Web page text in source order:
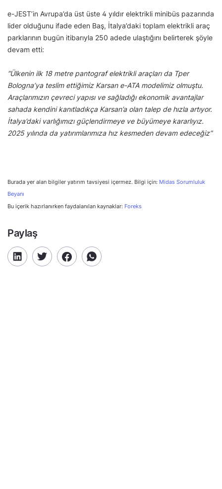
e-JEST’in Avrupa’da üst üste 4 yıldır elektrikli minibüs pazarında
lider olduğunu ifade eden Baş, İtalya’daki toplam elektrikli araç
parklarının bugün itibarıyla 250 adede ulaştığını belirterek şöyle
devam etti:
“Ülkenin ilk 18 metre pantograf elektrikli araçları da Tper
Bologna’ya teslim ettiğimiz Karsan e-ATA modelimiz olmuştu.
Araçlarımızın çevreci yapısı ve sağladığı ekonomik avantajlar
sahada kendini kanıtladıkça Karsan’a olan talep de hızla artıyor.
İtalya’daki varlığımızı güçlendirmeye ve büyümeye kararlıyız.
2025 yılında da yatırımlarımıza hız kesmeden devam edeceğiz”
Burada yer alan bilgiler yatırım tavsiyesi içermez. Bilgi için: Midas Sorumluluk
Beyanı
Bu içerik hazırlanırken faydalanılan kaynaklar: Foreks
Paylaş